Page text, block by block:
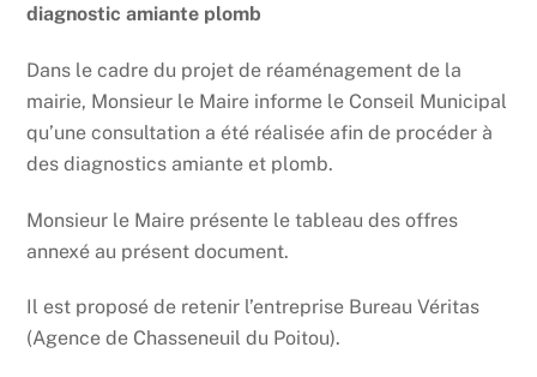
diagnostic amiante plomb
Dans le cadre du projet de réaménagement de la
mairie, Monsieur le Maire informe le Conseil Municipal
qu’une consultation a été réalisée afin de procéder à
des diagnostics amiante et plomb.
Monsieur le Maire présente le tableau des offres
annexé au présent document.
Il est proposé de retenir l’entreprise Bureau Véritas
(Agence de Chasseneuil du Poitou).